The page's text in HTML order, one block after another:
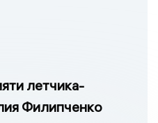
летчика-
Филипченко